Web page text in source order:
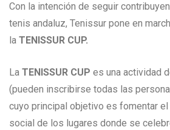
Con la intención de seguir
tenis andaluz, Tenissur pone en
la TENISSUR CUP.
La TENISSUR CUP es una actividad
(pueden inscribirse todas las
cuyo principal objetivo es fomentar
social de los lugares donde se